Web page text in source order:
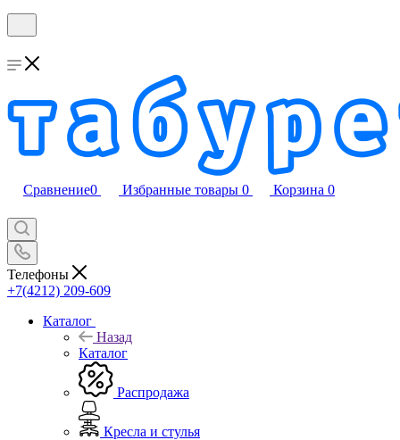
Сравнение0 Избранные товары 0 Корзина 0
Телефоны
+7(4212) 209-609
Каталог
Назад
Каталог
Распродажа
Кресла и стулья